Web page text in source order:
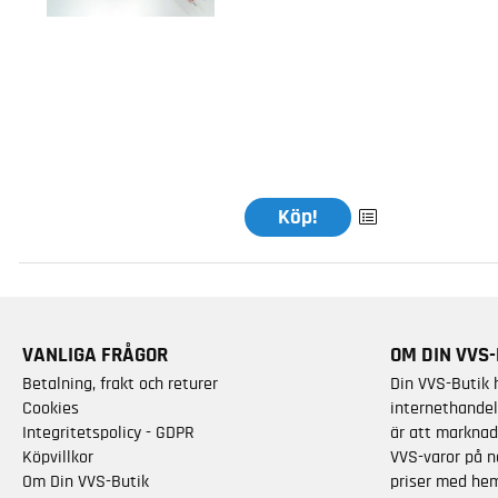
Köp!
VANLIGA FRÅGOR
Betalning, frakt och returer
Cookies
Integritetspolicy - GDPR
Köpvillkor
Om Din VVS-Butik
OM DIN
Din VVS-
är att
VVS-varor på
priser med